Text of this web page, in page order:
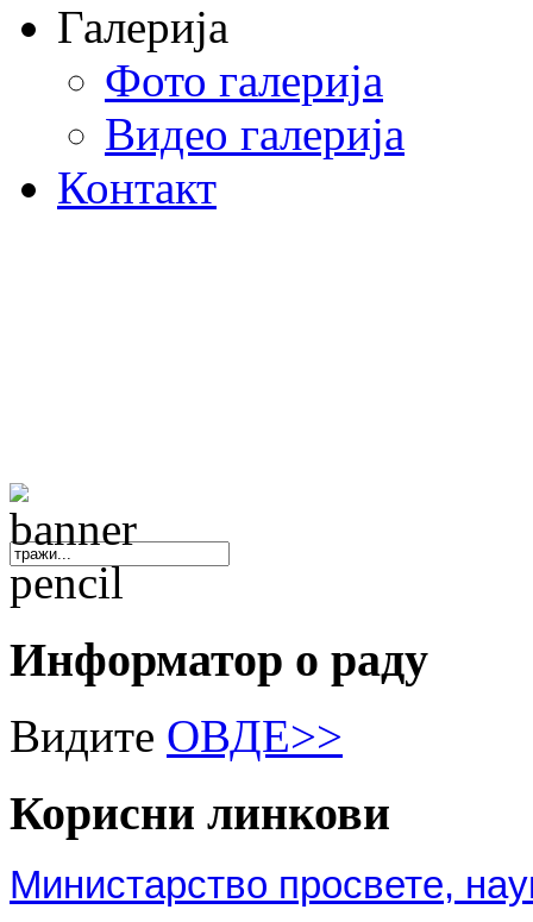
Галерија
Фото галерија
Видео галерија
Контакт
Информатор о раду
Видите ОВДЕ>>
Корисни линкови
Министарство просвете,